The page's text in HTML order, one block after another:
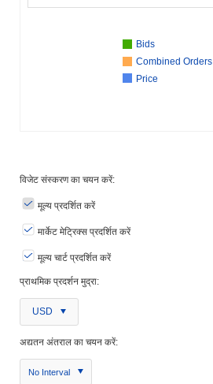
Bids
Combined Orders
Price
विजेट संस्करण का चयन करें:
मूल्य प्रदर्शित करें
मार्केट मेट्रिक्स प्रदर्शित करें
मूल्य चार्ट प्रदर्शित करें
प्राथमिक प्रदर्शन मुद्रा:
USD
अद्यतन अंतराल का चयन करें:
No Interval